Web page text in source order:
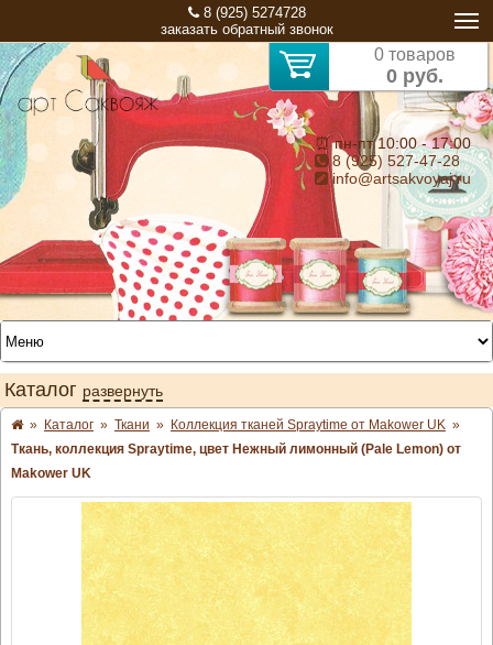
8 (925) 5274728
заказать обратный звонок
0 товаров
0 руб.
⏰ пн-пт 10:00 - 17:00
8 (925) 527-47-28
info@artsakvoyaj.ru
Каталог развернуть
» Каталог » Ткани » Коллекция тканей Spraytime от Makower UK »
Ткань, коллекция Spraytime, цвет Нежный лимонный (Pale Lemon) от
Makower UK